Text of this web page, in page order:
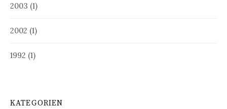
2003 (1)
2002 (1)
1992 (1)
KATEGORIEN